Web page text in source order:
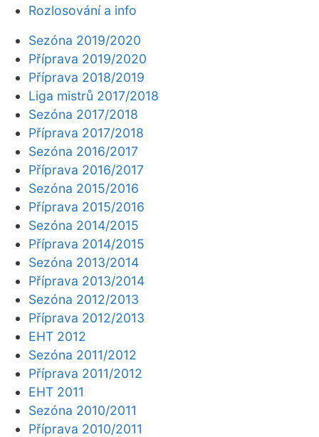
Rozlosování a info
Sezóna 2019/2020
Příprava 2019/2020
Příprava 2018/2019
Liga mistrů 2017/2018
Sezóna 2017/2018
Příprava 2017/2018
Sezóna 2016/2017
Příprava 2016/2017
Sezóna 2015/2016
Příprava 2015/2016
Sezóna 2014/2015
Příprava 2014/2015
Sezóna 2013/2014
Příprava 2013/2014
Sezóna 2012/2013
Příprava 2012/2013
EHT 2012
Sezóna 2011/2012
Příprava 2011/2012
EHT 2011
Sezóna 2010/2011
Příprava 2010/2011